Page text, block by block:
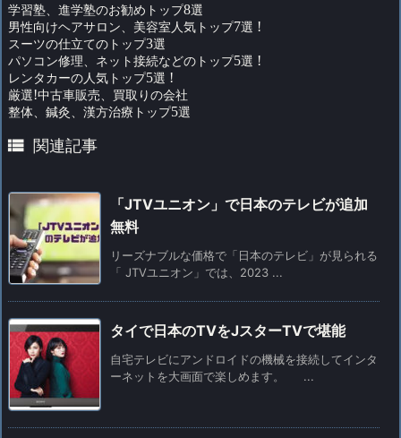
学習塾、進学塾のお勧めトップ8選
男性向けヘアサロン、美容室人気トップ7選 !
スーツの仕立てのトップ3選
パソコン修理、ネット接続などのトップ5選 !
レンタカーの人気トップ5選 !
厳選!中古車販売、買取りの会社
整体、鍼灸、漢方治療トップ5選
 関連記事
「JTVユニオン」で日本のテレビが追加
無料
リーズナブルな価格で「日本のテレビ」が見られる
「 JTVユニオン」では、2023 ...
タイで日本のTVをJスターTVで堪能
自宅テレビにアンドロイドの機械を接続してインタ
ーネットを大画面で楽しめます。 ...